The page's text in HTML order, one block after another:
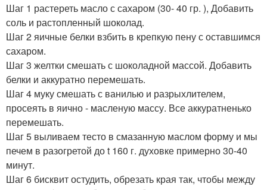
Шаг 1 растереть масло с сахаром (30- 40 гр. ), Добавить
соль и растопленный шоколад.
Шаг 2 яичные белки взбить в крепкую пену с оставшимся
сахаром.
Шаг 3 желтки смешать с шоколадной массой. Добавить
белки и аккуратно перемешать.
Шаг 4 муку смешать с ванилью и разрыхлителем,
просеять в яично - масленую массу. Все аккуратненько
перемешать.
Шаг 5 выливаем тесто в смазанную маслом форму и мы
печем в разогретой до t 160 г. духовке примерно 30-40
минут.
Шаг 6 бисквит остудить, обрезать края так, чтобы между